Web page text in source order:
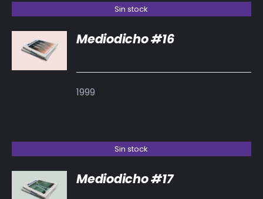
Sin stock
DETALLES
Mediodicho #16
1999
Sin stock
DETALLES
Mediodicho #17